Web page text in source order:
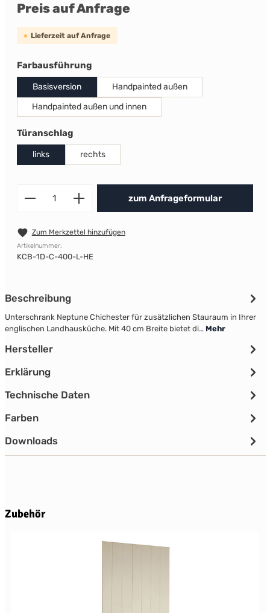
Preis auf Anfrage
Lieferzeit auf Anfrage
Farbausführungauswählen
Basisversion
Handpainted außen
Handpainted außen und innen
Türanschlagauswählen
links rechts
Produkt Anzahl: Gib den
zum Anfrageformular
Zum Merkzettel hinzufügen
Artikelnummer:
KCB-1D-C-400-L-HE
Beschreibung
Unterschrank Neptune Chichester für zusätzlichen Stauraum in Ihrer
englischen Landhausküche. Mit 40 cm Breite bietet di… Mehr
Hersteller
Erklärung
Technische Daten
Farben
Downloads
Produktgalerie überspringen
Zubehör